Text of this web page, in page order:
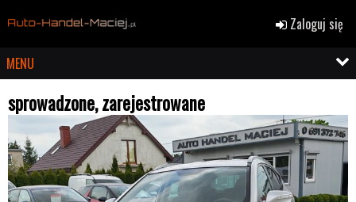
Zaloguj się
MENU
sprowadzone, zarejestrowane